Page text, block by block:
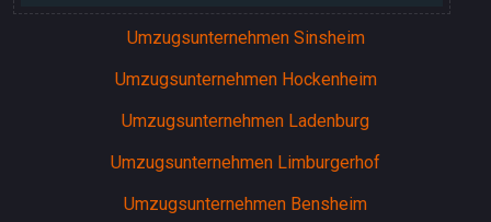
Umzugsunternehmen Sinsheim
Umzugsunternehmen Hockenheim
Umzugsunternehmen Ladenburg
Umzugsunternehmen Limburgerhof
Umzugsunternehmen Bensheim